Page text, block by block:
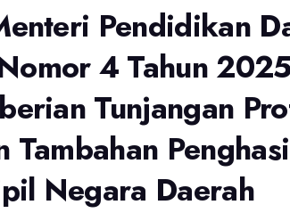
Pendidikan
4 Tahun
Tunjangan
Tambahan
Negara Daerah